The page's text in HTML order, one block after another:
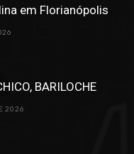
em Florianópolis
BARILOCHE
2026